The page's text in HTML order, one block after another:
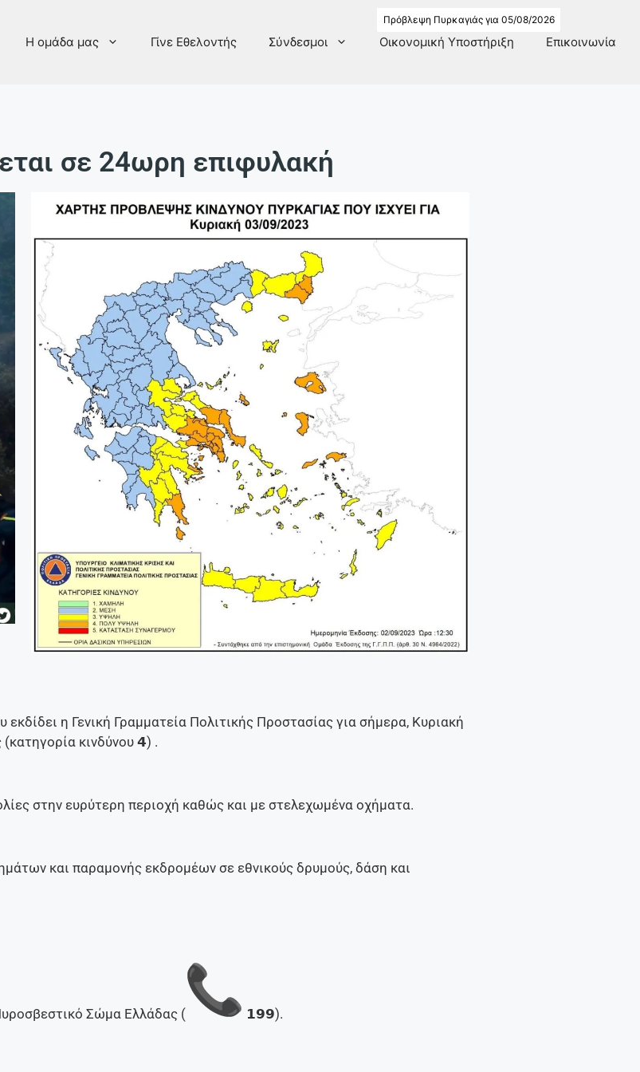
Πρόβλεψη Πυρκαγιάς για 05/08/2026
Η ομάδα μας Γίνε Εθελοντής Σύνδεσμοι Οικονομική Υποστήριξη Επικοινωνία
σε 24ωρη επιφυλακή
εκδίδει η Γενική Γραμματεία Πολιτικής Προστασίας για σήμερα, Κυριακή
κινδύνου 𝟰) .
στην ευρύτερη περιοχή καθώς και με στελεχωμένα οχήματα.
και παραμονής εκδρομέων σε εθνικούς δρυμούς, δάση και
Σώμα Ελλάδας ( 𝟭𝟵𝟵).